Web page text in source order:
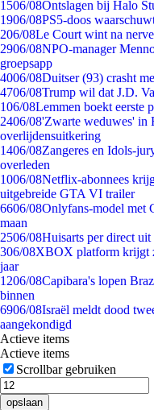
1506/08Ontslagen bij Halo
1906/08PS5-doos
206/08Le Court wint na
2906/08NPO-manager
groepsapp
4006/08Duitser (93) crasht
4706/08Trump wil dat J.D.
106/08Lemmen boekt eerste
2406/08'Zwarte weduwes' in
overlijdensuitkering
1406/08Zangeres en Idols-
overleden
1006/08Netflix-abonnees
uitgebreide GTA VI trailer
6606/08Onlyfans-model met
maan
2506/08Huisarts per direct
306/08XBOX platform krijgt
jaar
1206/08Capibara's lopen
binnen
6906/08Israël meldt dood
aangekondigd
Actieve items
Actieve items
Scrollbar gebruiken
opslaan